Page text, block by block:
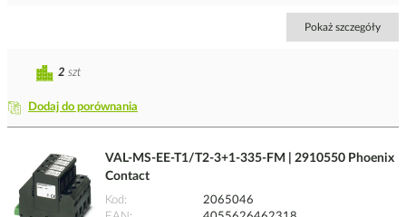
Pokaż szczegóły
Dodaj do porównania
2 szt
VAL-MS-EE-T1/T2-3+1-335-FM | 2910550 Phoenix
Contact
Kod
2065046